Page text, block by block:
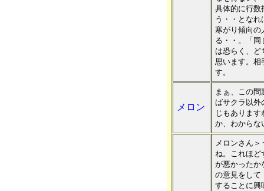
具体的に行数
う・・とな
寒がり傾向の
る・・。「同
は恐らく、ど
思います。相
す。
メロン
まぁ、この
ばサクラ以外
じもありま
か、わからな
メロンさん
ね。これほど
が悪かった
の意見をして
することに興